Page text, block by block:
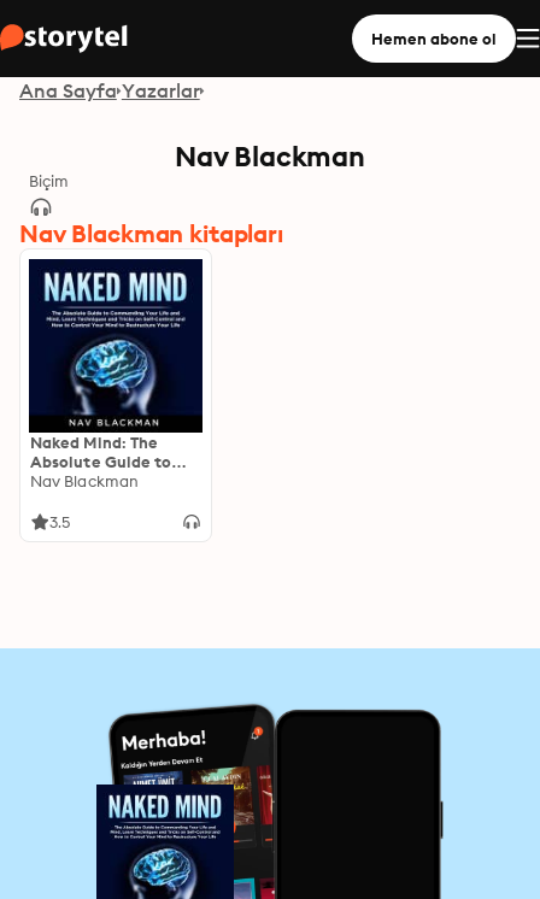
Hemen abone ol
Ana Sayfa Yazarlar
Nav Blackman
Biçim
Nav Blackman kitapları
Naked Mind: The
Absolute Guide to
Commanding Your
Nav Blackman
3.5